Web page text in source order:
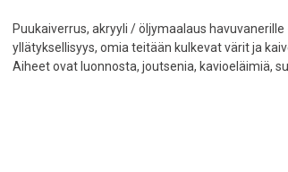
Puukaiverrus, akryyli / öljymaalaus
yllätyksellisyys, omia teitään kulkevat värit ja
Aiheet ovat luonnosta, joutsenia, kavioeläimiä,